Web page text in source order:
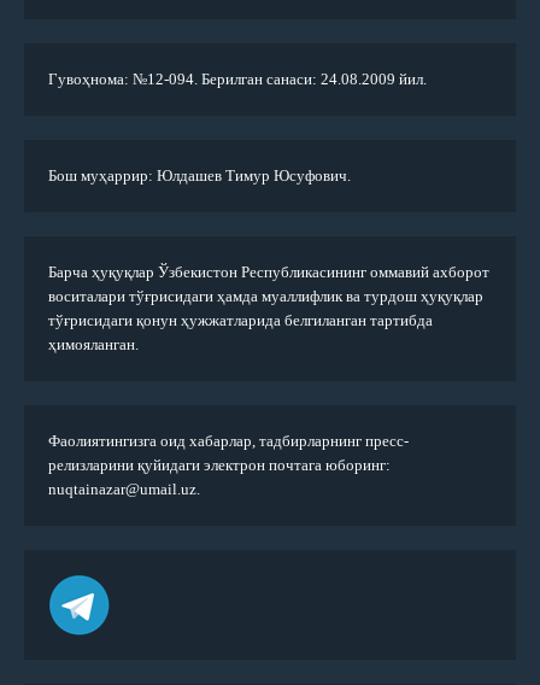
Гувоҳнома: №12-094. Берилган санаси: 24.08.2009 йил.
Бош муҳаррир: Юлдашев Тимур Юсуфович.
Барча ҳуқуқлар Ўзбекистон Республикасининг оммавий ахборот
воситалари тўғрисидаги ҳамда муаллифлик ва турдош ҳуқуқлар
тўғрисидаги қонун ҳужжатларида белгиланган тартибда
ҳимояланган.
Фаолиятингизга оид хабарлар, тадбирларнинг пресс-
релизларини қуйидаги электрон почтага юборинг:
nuqtainazar@umail.uz.